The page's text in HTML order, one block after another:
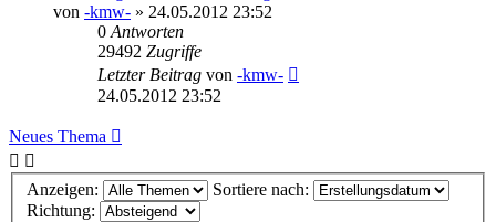
von -kmw- » 24.05.2012 23:52
0 Antworten
29492 Zugriffe
Letzter Beitrag von -kmw-
24.05.2012 23:52
Neues Thema
Anzeigen:
Sortiere nach:
Richtung: